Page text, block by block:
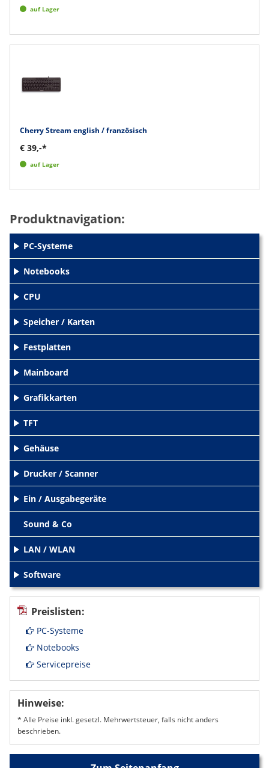
auf Lager
Cherry Stream english / französisch
€ 39,-*
auf Lager
Produktnavigation:
PC-Systeme
Notebooks
+CPU
+Speicher / Karten
Festplatten
Mainboard
+Grafikkarten
TFT
+Gehäuse
Drucker / Scanner
Ein / Ausgabegeräte
Sound & Co
LAN / WLAN
+Software
Preislisten:
PC-Systeme
Notebooks
Servicepreise
Hinweise:
* Alle Preise inkl. gesetzl. Mehrwertsteuer, falls nicht anders
beschrieben.